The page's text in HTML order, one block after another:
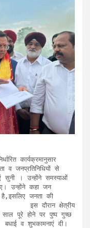
व जनप्रतिनिधियों से
सुनी । उन्होंने समस्याओं
उन्होंने कहा जन
है,इसलिए जनता की
इस दौरान क्षेत्रीय
पूरे होने पर पुष्प गुच्छ
व शुभकामनाएं दी।